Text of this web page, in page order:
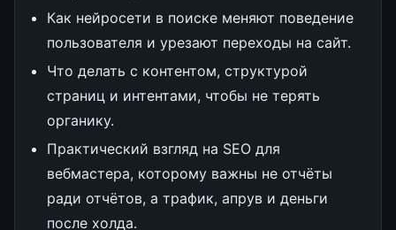
Как нейросети в поиске меняют поведение
пользователя и урезают переходы на сайт.
Что делать с контентом, структурой
страниц и интентами, чтобы не терять
органику.
Практический взгляд на SEO для
вебмастера, которому важны не отчёты
ради отчётов, а трафик, апрув и деньги
после холда.